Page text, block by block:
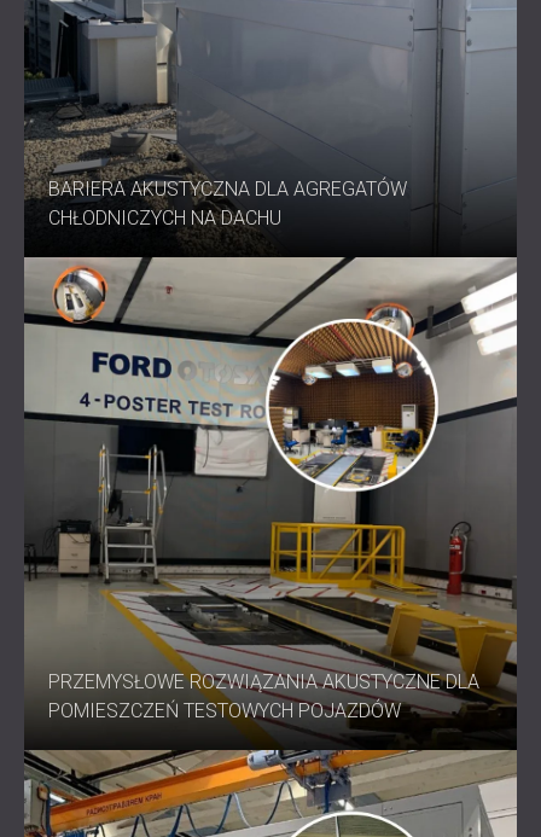
BARIERA AKUSTYCZNA DLA AGREGATÓW
CHŁODNICZYCH NA DACHU
PRZEMYSŁOWE ROZWIĄZANIA AKUSTYCZNE DLA
POMIESZCZEŃ TESTOWYCH POJAZDÓW